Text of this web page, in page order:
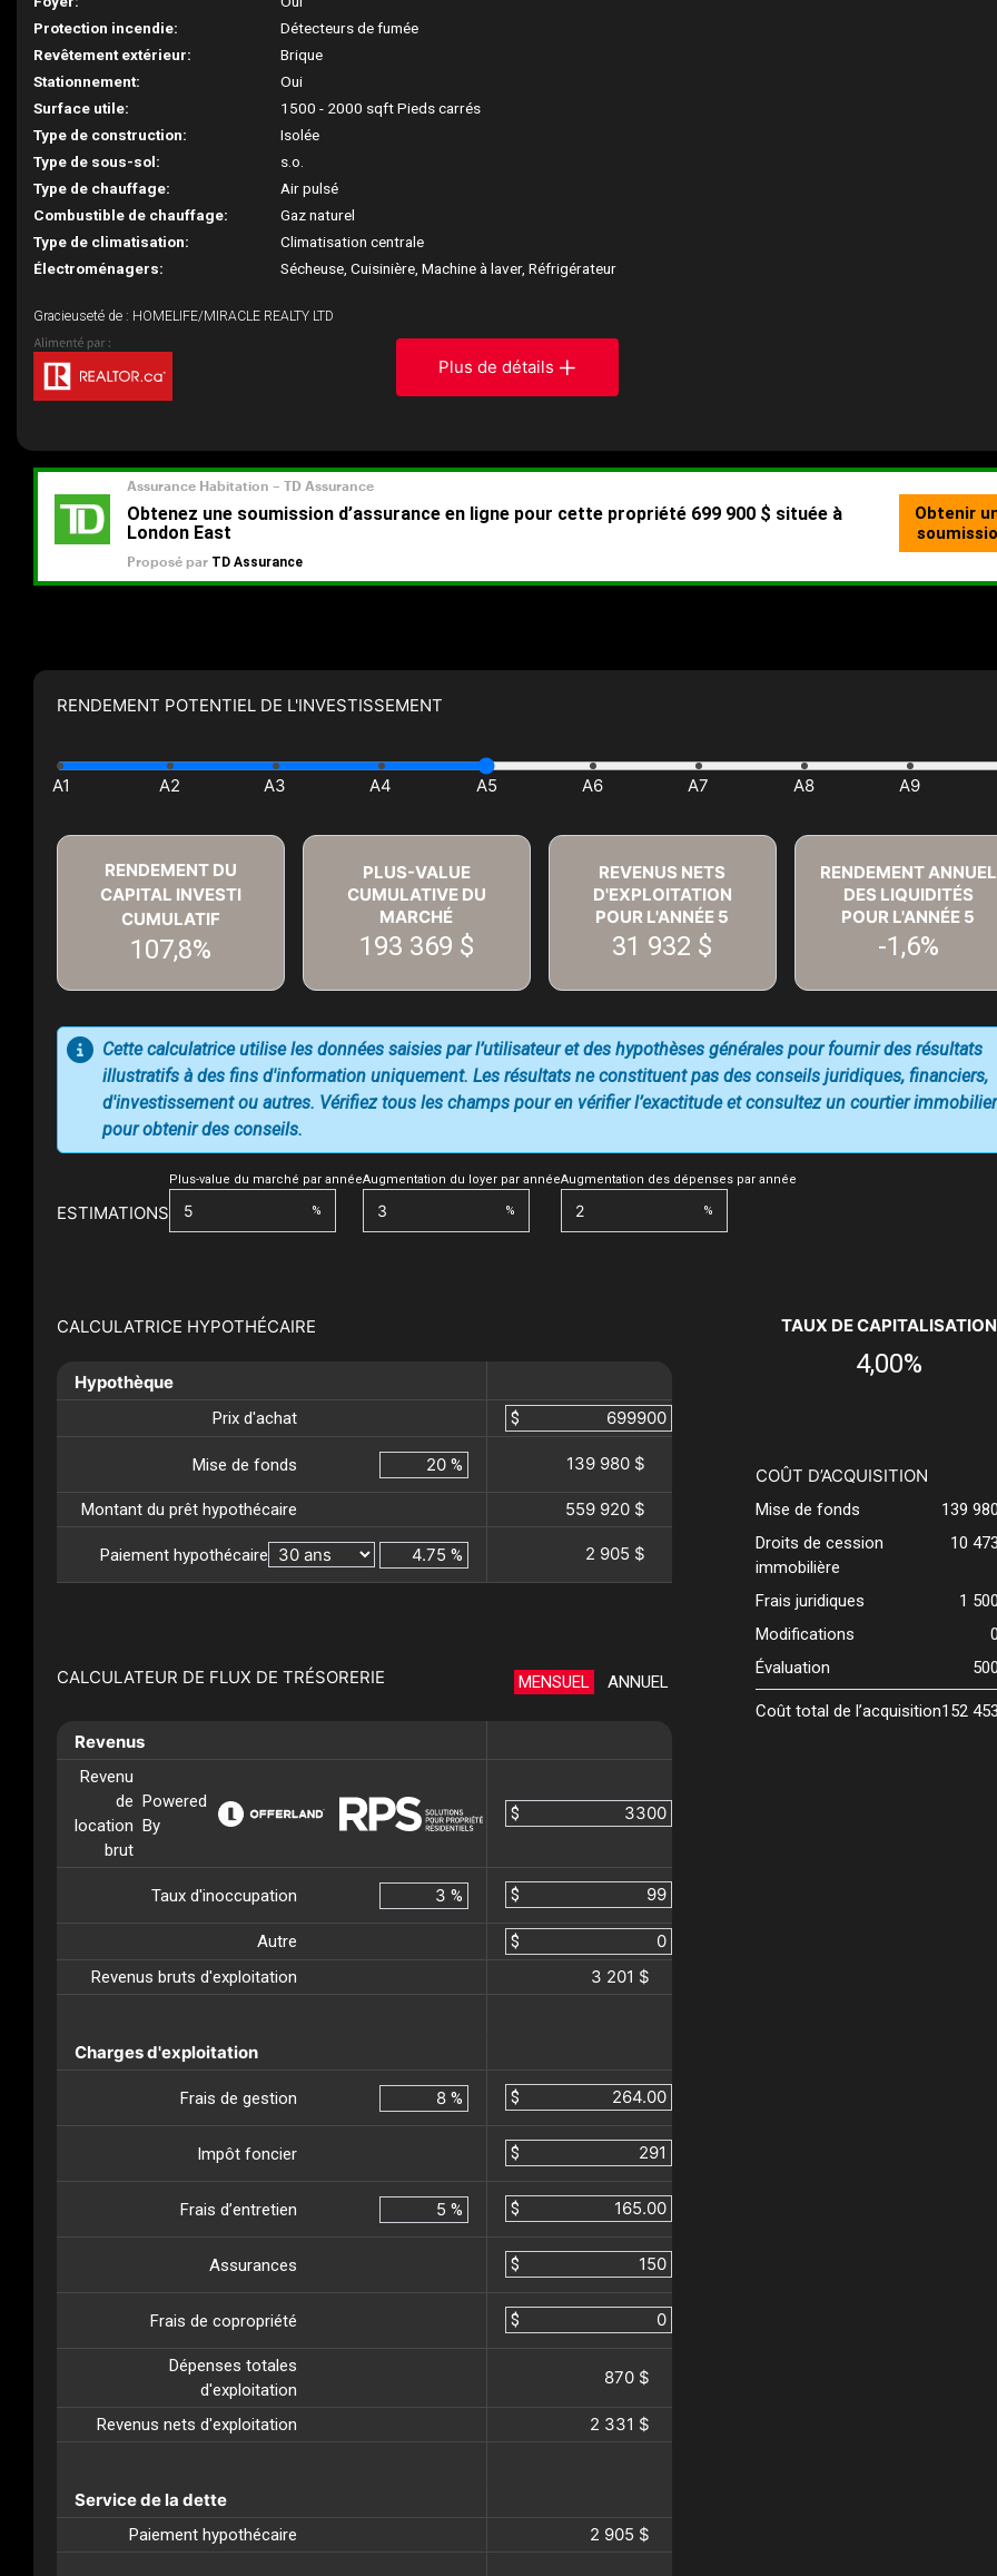
Protection incendie:
Détecteurs de fumée
Revêtement extérieur:
Brique
Stationnement:
Oui
Surface utile:
1500 - 2000 sqft Pieds carrés
Type de construction:
Isolée
Type de sous-sol:
s.o.
Type de chauffage:
Air pulsé
Combustible de chauffage:
Gaz naturel
Type de climatisation:
Climatisation centrale
Électroménagers:
Sécheuse, Cuisinière, Machine à laver, Réfrigérateur
Gracieuseté de : HOMELIFE/MIRACLE REALTY LTD
Plus de détails
RENDEMENT POTENTIEL DE L'INVESTISSEMENT
RENDEMENT DU
CAPITAL INVESTI
CUMULATIF
107,8%
PLUS-VALUE
CUMULATIVE DU
MARCHÉ
193 369 $
REVENUS NETS
D'EXPLOITATION
POUR L'ANNÉE 5
31 932 $
RENDEMENT ANNUEL
DES LIQUIDITÉS
POUR L'ANNÉE 5
-1,6%
ESTIMATIONS
Plus-value du marché par année
%
Augmentation du loyer par année
%
Augmentation des dépenses par année
%
Cette calculatrice utilise les données saisies par l’utilisateur et des hypothèses générales pour fournir des résultats
illustratifs à des fins d'information uniquement. Les résultats ne constituent pas des conseils juridiques, financiers,
d'investissement ou autres. Vérifiez tous les champs pour en vérifier l’exactitude et consultez un courtier immobilier
pour obtenir des conseils.
CALCULATRICE HYPOTHÉCAIRE
Hypothèque
Prix d'achat $
Mise de fonds % 139 980 $
Montant du prêt hypothécaire 559 920 $
Paiement hypothécaire % 2 905 $
CALCULATEUR DE FLUX DE TRÉSORERIE MENSUEL ANNUEL
Revenus
Revenu
de
location
brut
Powered
By
$
Taux d'inoccupation % $
Autre
$
Revenus bruts d'exploitation
3 201 $
Charges d'exploitation
Frais de gestion % $
Impôt foncier $
Frais d’entretien % $
Assurances $
Frais de copropriété $
Dépenses totales
d'exploitation
870 $
Revenus nets d'exploitation 2 331 $
Service de la dette
Paiement hypothécaire 2 905 $
TAUX DE CAPITALISATION
4,00%
COÛT D’ACQUISITION
Mise de fonds
139
Droits de cession
immobilière
10
Frais juridiques
1
Modifications
Évaluation
Coût total de l’acquisition152